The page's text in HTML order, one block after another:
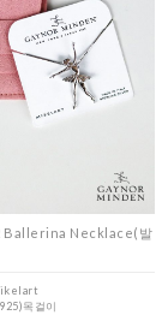
Ballerina Necklace(발
목걸이